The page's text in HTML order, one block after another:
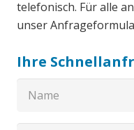
telefonisch. Für alle
unser
Ihre